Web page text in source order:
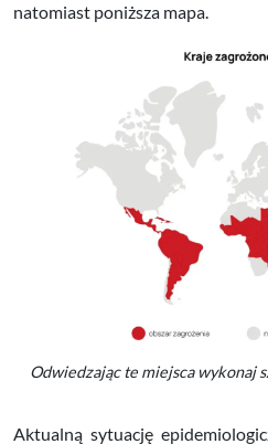
natomiast poniższa mapa.
Odwiedzając te miejsca wykonaj
Aktualną sytuację